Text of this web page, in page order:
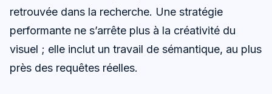
retrouvée dans la recherche. Une stratégie
performante ne s’arrête plus à la créativité du
visuel ; elle inclut un travail de sémantique, au plus
près des requêtes réelles.